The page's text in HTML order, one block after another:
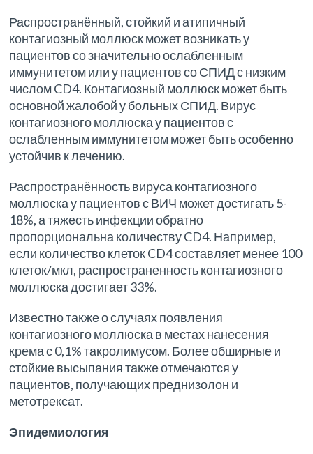
Распространённый, стойкий и атипичный
контагиозный моллюск может возникать у
пациентов со значительно ослабленным
иммунитетом или у пациентов со СПИД с низким
числом CD4. Контагиозный моллюск может быть
основной жалобой у больных СПИД. Вирус
контагиозного моллюска у пациентов с
ослабленным иммунитетом может быть особенно
устойчив к лечению.
Распространённость вируса контагиозного
моллюска у пациентов с ВИЧ может достигать 5-
18%, а тяжесть инфекции обратно
пропорциональна количеству CD4. Например,
если количество клеток CD4 составляет менее 100
клеток/мкл, распространенность контагиозного
моллюска достигает 33%.
Известно также о случаях появления
контагиозного моллюска в местах нанесения
крема с 0,1% такролимусом. Более обширные и
стойкие высыпания также отмечаются у
пациентов, получающих преднизолон и
метотрексат.
Эпидемиология